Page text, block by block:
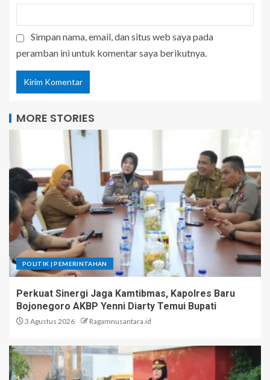
Simpan nama, email, dan situs web saya pada
peramban ini untuk komentar saya berikutnya.
MORE STORIES
POLITIK | PEMERINTAHAN
Perkuat Sinergi Jaga Kamtibmas, Kapolres Baru
Bojonegoro AKBP Yenni Diarty Temui Bupati
3 Agustus 2026 Ragamnusantara.id